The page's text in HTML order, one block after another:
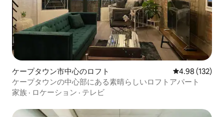
ケープタウン市中心のロフト レビュー132
4.98 (132)
ケープタウンの中心部にある素晴らしいロフトアパート
家族 · ロケーション · テレビ